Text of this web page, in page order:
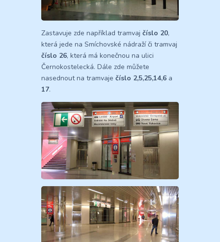
Zastavuje zde například tramvaj číslo 20,
která jede na Smíchovské nádraží či tramvaj
číslo 26, která má konečnou na ulici
Černokostelecká. Dále zde můžete
nasednout na tramvaje číslo 2,5,25,14,6 a
17.